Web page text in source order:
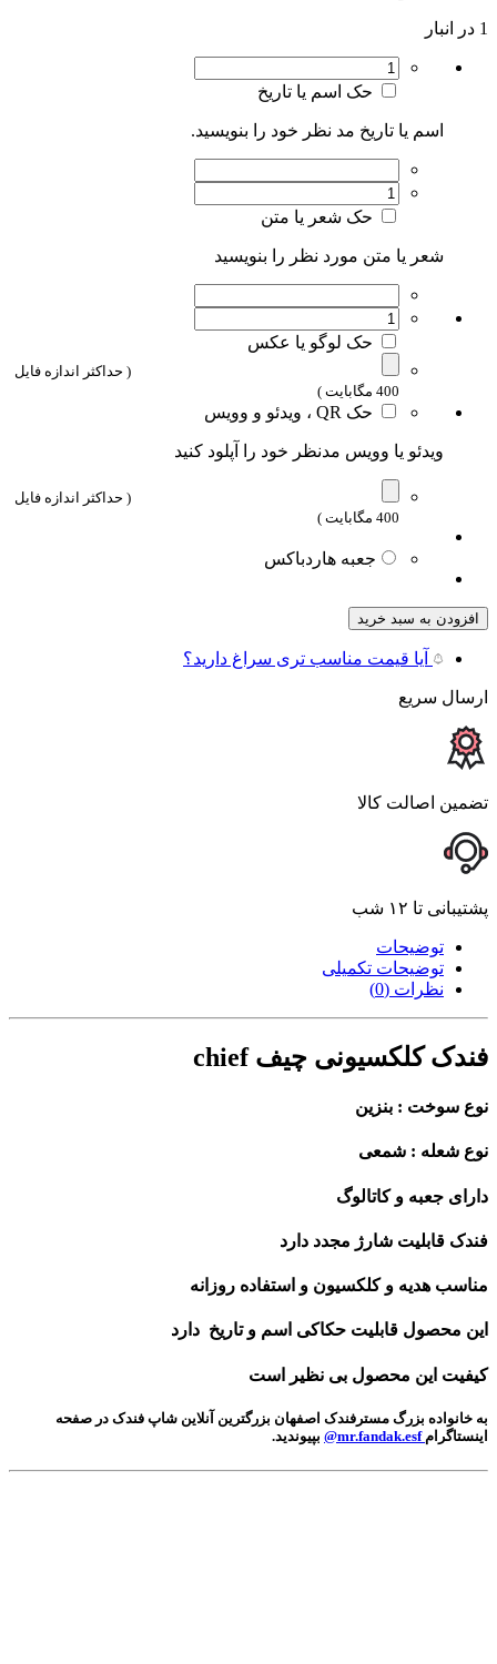
1 در انبار
حک اسم یا تاریخ
اسم یا تاریخ مد نظر خود را بنویسید.
حک شعر یا متن
شعر یا متن مورد نظر را بنویسید
حک لوگو یا عکس
( حداکثر اندازه فایل
400 مگابایت )
حک QR ، ویدئو و وویس
ویدئو یا وویس مدنظر خود را آپلود کنید
( حداکثر اندازه فایل
400 مگابایت )
جعبه هاردباکس
افزودن به سبد خرید
آیا قیمت مناسب تری سراغ دارید؟
ارسال سریع
تضمین اصالت کالا
پشتیبانی تا ۱۲ شب
توضیحات
توضیحات تکمیلی
نظرات (0)
فندک کلکسیونی چیف chief
نوع سوخت : بنزین
نوع شعله : شمعی
دارای جعبه و کاتالوگ
فندک قابلیت شارژ مجدد دارد
مناسب هدیه و کلکسیون و استفاده روزانه
این محصول قابلیت حکاکی اسم و تاریخ دارد
کیفیت این محصول بی نظیر است
به خانواده بزرگ مسترفندک اصفهان بزرگترین آنلاین شاپ فندک در صفحه
اینستاگرام mr.fandak.esf@ بپیوندید.